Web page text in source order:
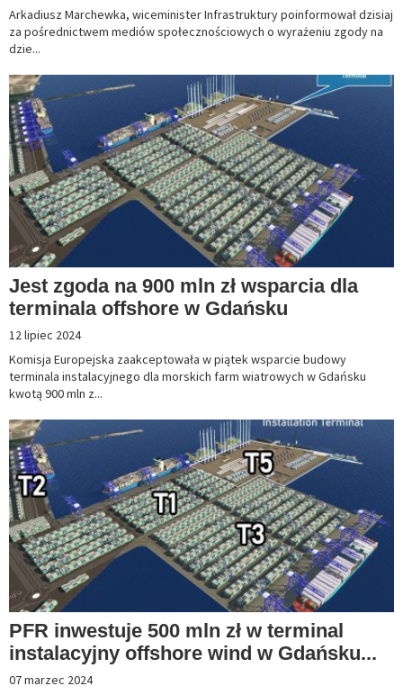
Arkadiusz Marchewka, wiceminister Infrastruktury poinformował dzisiaj
za pośrednictwem mediów społecznościowych o wyrażeniu zgody na
dzie...
Jest zgoda na 900 mln zł wsparcia dla
terminala offshore w Gdańsku
12 lipiec 2024
Komisja Europejska zaakceptowała w piątek wsparcie budowy
terminala instalacyjnego dla morskich farm wiatrowych w Gdańsku
kwotą 900 mln z...
PFR inwestuje 500 mln zł w terminal
instalacyjny offshore wind w Gdańsku...
07 marzec 2024